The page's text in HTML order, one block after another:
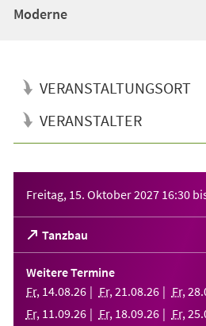
Moderne
VERANSTALTUNGSORT
VERANSTALTER
Freitag, 15. Oktober 2027 16:30
Tanzbau
(Öffnet
in
einem
neuen
Tab)
Weitere Termine
Fr, 14.08.26 Fr, 21 .08.26 Fr, 28.
Fr, 11 .09.26 Fr, 18.09.26 Fr, 25.